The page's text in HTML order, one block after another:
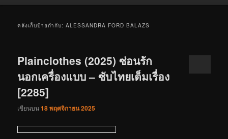
คลังเก็บป้ายกำกับ:ALESSANDRA FORD BALAZS
Plainclothes (2025) ซ่อนรัก
นอกเครื่องแบบ – ซับไทยเต็มเรื่อง
[2285]
เขียนบน18 พฤศจิกายน 2025